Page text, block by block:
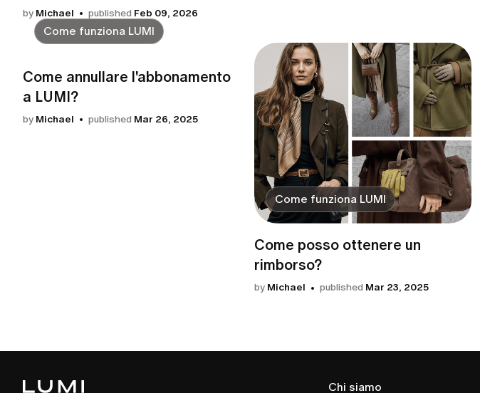
by Michael published Feb 09, 2026
Come funziona LUMI
Come annullare l'abbonamento
a LUMI?
by Michael published Mar 26, 2025
Come funziona LUMI
Come posso ottenere un
rimborso?
by Michael published Mar 23, 2025
Chi siamo